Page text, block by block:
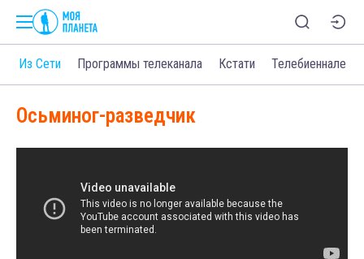
Из Сети Программы телеканала Кстати Телебиеннале
Осьминог-разведчик